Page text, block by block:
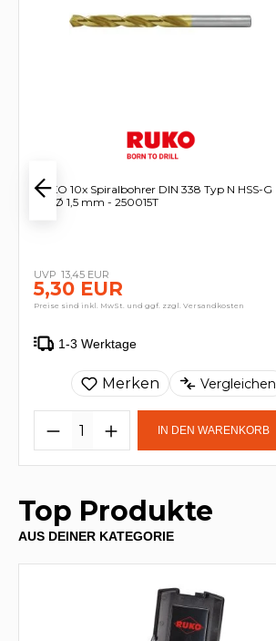
RUKO 10x Spiralbohrer DIN 338 Typ N HSS-G
TiN Ø 1,5 mm - 250015T
13,45 EUR
5,30 EUR
Preise sind inkl. MwSt. und ggf. zzgl. Versandkosten
1-3 Werktage
Merken Vergleichen
IN DEN WARENKORB
Top Produkte
AUS DEINER KATEGORIE